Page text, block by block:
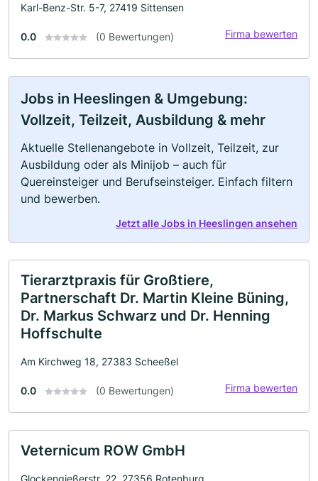
Karl-Benz-Str. 5-7, 27419 Sittensen
0.0 (0 Bewertungen) Firma bewerten
Jobs in Heeslingen & Umgebung:
Vollzeit, Teilzeit, Ausbildung & mehr
Aktuelle Stellenangebote in Vollzeit, Teilzeit, zur
Ausbildung oder als Minijob – auch für
Quereinsteiger und Berufseinsteiger. Einfach filtern
und bewerben.
Jetzt alle Jobs in Heeslingen ansehen
Tierarztpraxis für Großtiere,
Partnerschaft Dr. Martin Kleine Büning,
Dr. Markus Schwarz und Dr. Henning
Hoffschulte
Am Kirchweg 18, 27383 Scheeßel
0.0 (0 Bewertungen) Firma bewerten
Veternicum ROW GmbH
Glockengießerstr. 22, 27356 Rotenburg